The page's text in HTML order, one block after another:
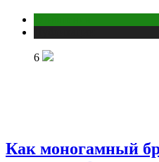
6
Как моногамный